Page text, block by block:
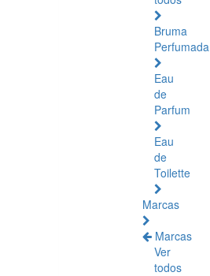
Bruma
Perfumada
Eau
de
Parfum
Eau
de
Toilette
Marcas
Marcas
Ver
todos